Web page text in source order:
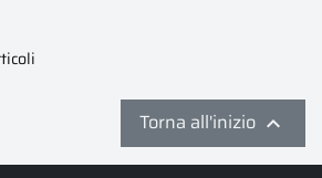
Torna all'inizio 